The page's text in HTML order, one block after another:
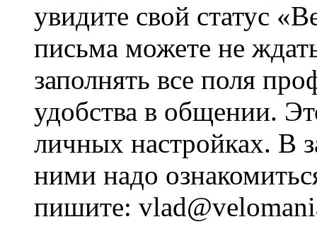
увидите свой статус
письма можете не
заполнять все поля
удобства в общении.
личных настройках. В
ними надо
пишите: